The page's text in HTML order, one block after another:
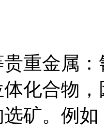
重金属
化合物
矿。例